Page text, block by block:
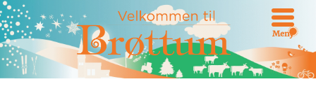
Meny